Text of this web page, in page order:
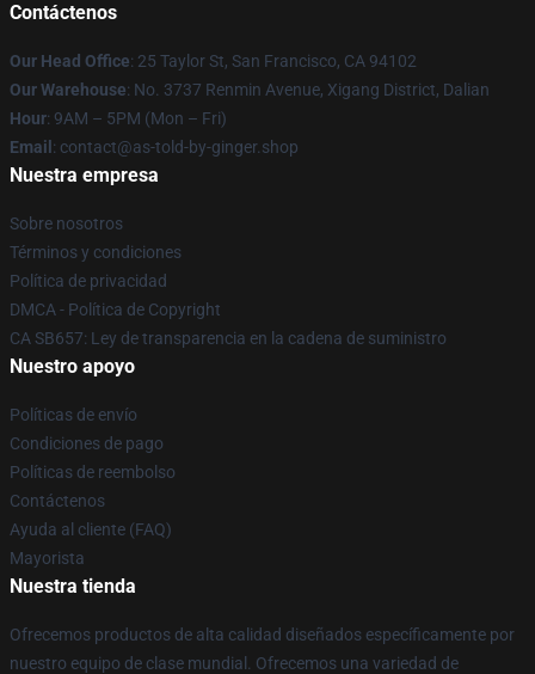
Contáctenos
Our Head Office: 25 Taylor St, San Francisco, CA 94102
Our Warehouse: No. 3737 Renmin Avenue, Xigang District, Dalian
Hour: 9AM – 5PM (Mon – Fri)
Email : contact@as-told-by-ginger.shop
Nuestra empresa
Sobre nosotros
Términos y condiciones
Política de privacidad
DMCA - Política de Copyright
CA SB657: Ley de transparencia en la cadena de suministro
Nuestro apoyo
Políticas de envío
Condiciones de pago
Políticas de reembolso
Contáctenos
Ayuda al cliente (FAQ)
Mayorista
Nuestra tienda
Ofrecemos productos de alta calidad diseñados específicamente por
nuestro equipo de clase mundial. Ofrecemos una variedad de